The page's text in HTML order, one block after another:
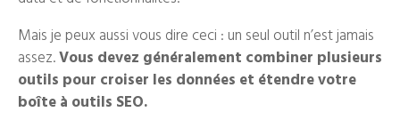
Mais je peux aussi vous dire ceci : un seul outil n’est jamais
assez.Vous devez généralement combiner plusieurs
outils pour croiser les données et étendre votre
boîte à outils SEO.